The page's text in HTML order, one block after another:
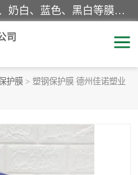
该类保护膜有复合，透明、奶白、蓝色、黑白等膜型。特高粘，高粘，中高粘，中粘，中低粘，低粘等。对于不同的粘力要求有相应的产品相适配。无胶渍残留污染。在较宽的收卷幅度下平整无皱纹，收卷长度大，利于机械化及自动化施工粘贴。为您的产品提供的表面保护解决方案。 产品广泛适用于：铝材、不锈钢、金属、塑料、电子、家电、家具、玻璃、化工材料、装饰材料等。
司
护膜 > 塑钢保护膜 德州佳诺塑业
家具保护膜